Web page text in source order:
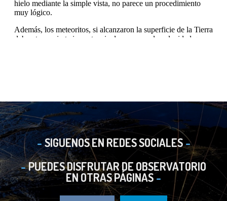
SIGUENOS EN REDES SOCIALES
PUEDES DISFRUTAR DE OBSERVATORIO
EN OTRAS PÁGINAS